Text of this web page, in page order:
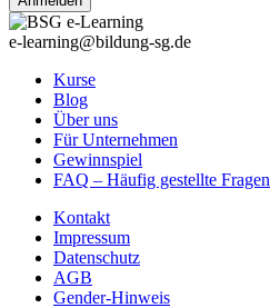
e-learning@bildung-sg.de
Kurse
Blog
Über uns
Für Unternehmen
Gewinnspiel
FAQ – Häufig gestellte Fragen
Kontakt
Impressum
Datenschutz
AGB
Gender-Hinweis